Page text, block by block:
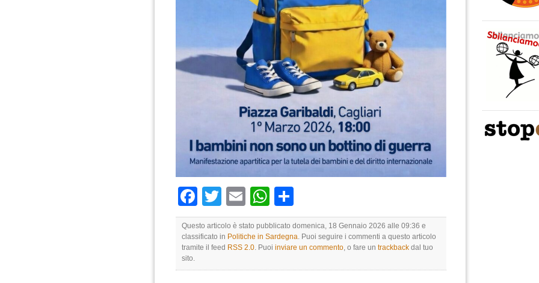
Facebook
TwitterEmailWhatsApp
Questo articolo è stato pubblicato domenica, 18 Gennaio 2026 alle 09:36 e
classificato in Politiche in Sardegna. Puoi seguire i commenti a questo articolo
tramite il feed RSS 2.0. Puoi inviare un commento, o fare un trackback dal tuo
sito.